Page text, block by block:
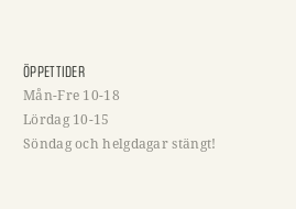
ÖPPETTIDER
Mån-Fre 10-18
Lördag 10-15
Söndag och helgdagar stängt!